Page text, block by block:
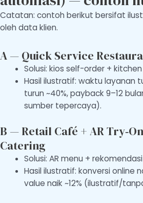
Catatan: contoh berikut bersifat
oleh data klien.
A — Quick Service
Solusi: kios self-order +
Hasil ilustratif: waktu layanan
turun ~40%, payback 9–12
sumber tepercaya).
B — Retail Café + AR
Catering
Solusi: AR menu +
Hasil ilustratif: konversi online
value naik ~12% (ilustratif/